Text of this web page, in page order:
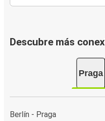
Descubre más
Praga
Berlín - Praga